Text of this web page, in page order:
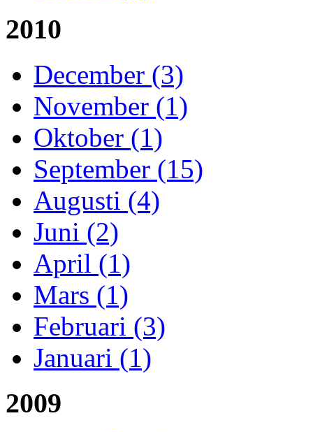
2010
December (3)
November (1)
Oktober (1)
September (15)
Augusti (4)
Juni (2)
April (1)
Mars (1)
Februari (3)
Januari (1)
2009